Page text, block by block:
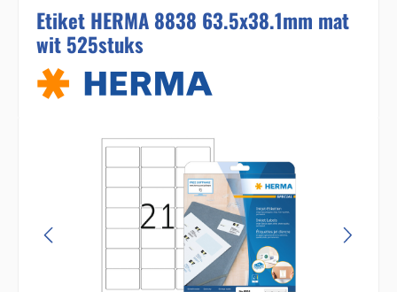
Etiket HERMA 8838 63.5x38.1mm mat
wit 525stuks